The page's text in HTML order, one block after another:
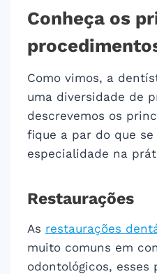
Conheça os
Como vimos, a
uma diversidade de
descrevemos os
fique a par do que se
especialidade na
Restaurações
As restaurações
muito comuns em
odontológicos, esses